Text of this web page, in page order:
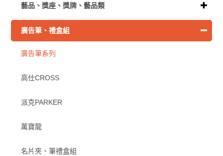
藝品、獎座、獎牌、藝品類
廣告筆、禮盒組
廣告筆系列
高仕CROSS
派克PARKER
萬寶龍
名片夾、筆禮盒組